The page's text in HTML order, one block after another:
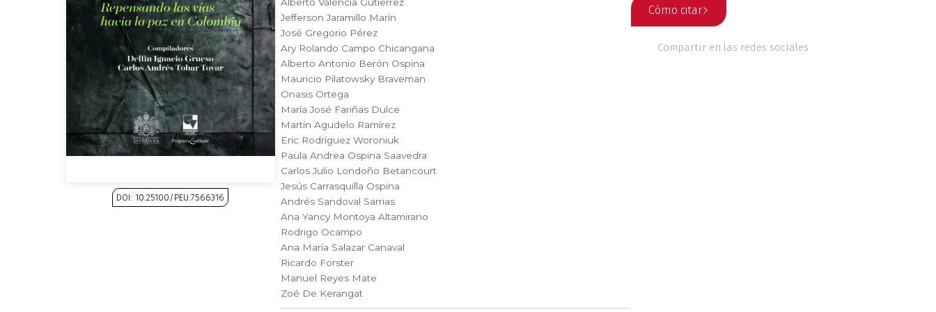
Economía
Educación
Estudios culturales
Estudios editoriales
Filosofía
Finanzas
Historia
Ingeniería
Matemáticas
Medicina
Narcotráfico
DOI: 10.25100/PEU.7566316
Jefferson Jaramillo Marín
José Gregorio Pérez
Ary Rolando Campo Chicangana
Alberto Antonio Berón Ospina
Mauricio Pilatowsky Braveman
Onasis Ortega
María José Fariñas Dulce
Martín Agudelo Ramírez
Eric Rodríguez Woroniuk
Paula Andrea Ospina Saavedra
Carlos Julio Londoño Betancourt
Jesús Carrasquilla Ospina
Andrés Sandoval Sarrias
Ana Yancy Montoya Altamirano
Rodrigo Ocampo
Ana María Salazar Canaval
Ricardo Forster
Manuel Reyes Mate
Zoé De Kerangat
Cómo citar
Compartir en las redes sociales